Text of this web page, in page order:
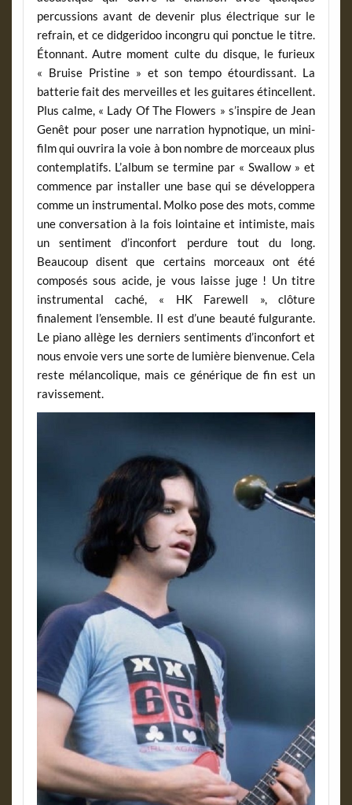
percussions avant de devenir plus électrique sur le
refrain, et ce didgeridoo incongru qui ponctue le titre.
Étonnant. Autre moment culte du disque, le furieux
« Bruise Pristine » et son tempo étourdissant. La
batterie fait des merveilles et les guitares étincellent.
Plus calme, « Lady Of The Flowers » s’inspire de Jean
Genêt pour poser une narration hypnotique, un mini-
film qui ouvrira la voie à bon nombre de morceaux plus
contemplatifs. L’album se termine par « Swallow » et
commence par installer une base qui se développera
comme un instrumental. Molko pose des mots, comme
une conversation à la fois lointaine et intimiste, mais
un sentiment d’inconfort perdure tout du long.
Beaucoup disent que certains morceaux ont été
composés sous acide, je vous laisse juge ! Un titre
instrumental caché, « HK Farewell », clôture
finalement l’ensemble. Il est d’une beauté fulgurante.
Le piano allège les derniers sentiments d’inconfort et
nous envoie vers une sorte de lumière bienvenue. Cela
reste mélancolique, mais ce générique de fin est un
ravissement.